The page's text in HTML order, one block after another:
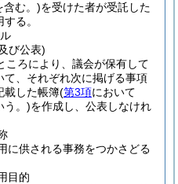
含む。)を受けた者が受託した
る。
び公表)
ころにより、議会が保有して
、それぞれ次に掲げる事項
載した帳簿(第3項において
う。)を作成し、公表しなけれ
に供される事務をつかさどる
目的